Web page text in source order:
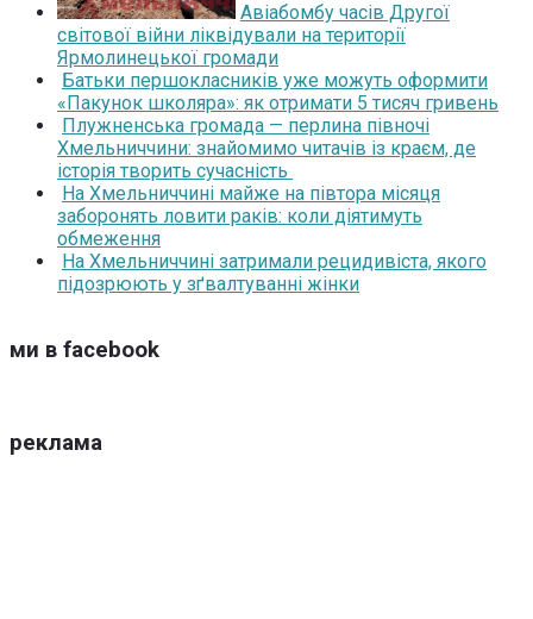
Авіабомбу часів Другої
світової війни ліквідували на території
Ярмолинецької громади
Батьки першокласників уже можуть оформити
«Пакунок школяра»: як отримати 5 тисяч гривень
Плужненська громада — перлина півночі
Хмельниччини: знайомимо читачів із краєм, де
історія творить сучасність
На Хмельниччині майже на півтора місяця
заборонять ловити раків: коли діятимуть
обмеження
На Хмельниччині затримали рецидивіста, якого
підозрюють у зґвалтуванні жінки
ми в facebook
реклама